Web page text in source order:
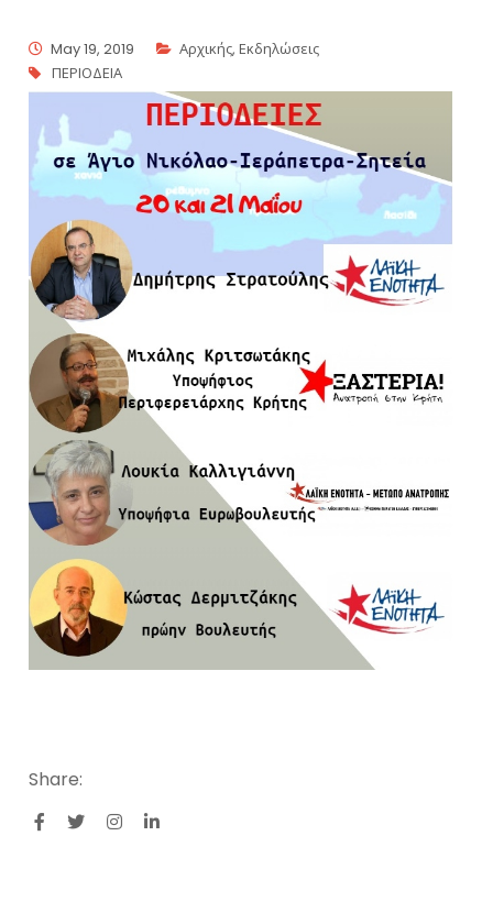
May 19, 2019 Αρχικής,Εκδηλώσεις
ΠΕΡΙΟΔΕΙΑ
Share: